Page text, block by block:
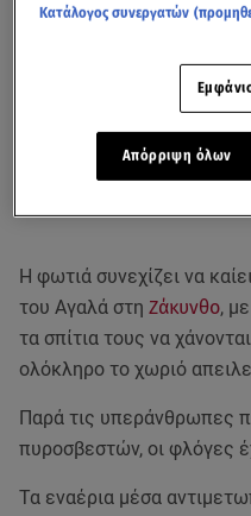
Η φωτιά συνεχίζει να
του Αγαλά στη Ζάκυνθο,
τα σπίτια τους να
ολόκληρο το χωριό
Παρά τις υπεράνθρωπες
πυροσβεστών, οι φλόγες
Τα εναέρια μέσα
Κατάλογος συνεργατών
Απόρριψη όλων